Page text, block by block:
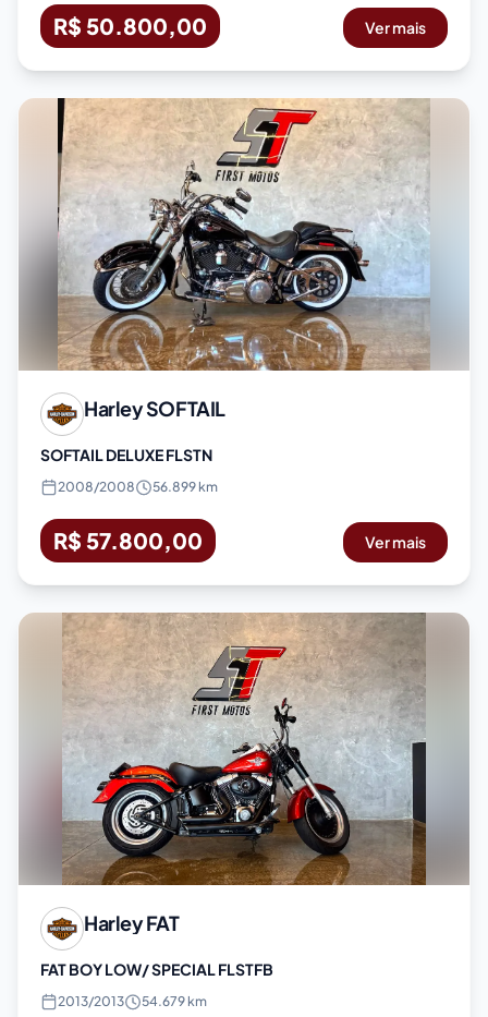
R$ 50.800,00 Ver mais
HarleySOFTAIL
SOFTAIL DELUXE FLSTN
2008/2008 56.899 km
R$ 57.800,00 Ver mais
HarleyFAT
FAT BOY LOW/ SPECIAL FLSTFB
2013/2013 54.679 km